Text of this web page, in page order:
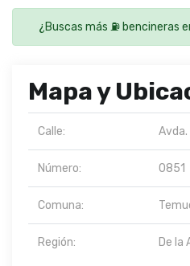
¿Buscas más ⛽ bencineras
Mapa y
Calle:
Número: 0851
Comuna:
Región: De la